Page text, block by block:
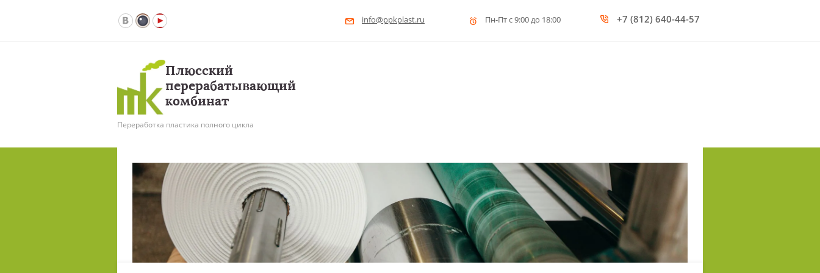
info@ppkplast.ru Пн-Пт с 9:00 до 18:00 +7 (812) 640-44-57
Плюсский
перерабатывающий
комбинат
Переработка пластика полного цикла